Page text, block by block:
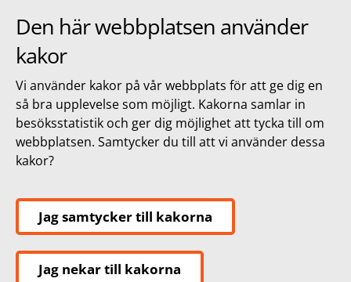
Den här webbplatsen använder
kakor
Vi använder kakor på vår webbplats för att ge dig en
så bra upplevelse som möjligt. Kakorna samlar in
besöksstatistik och ger dig möjlighet att tycka till om
webbplatsen. Samtycker du till att vi använder dessa
kakor?
Jag samtycker till kakorna
Jag nekar till kakorna